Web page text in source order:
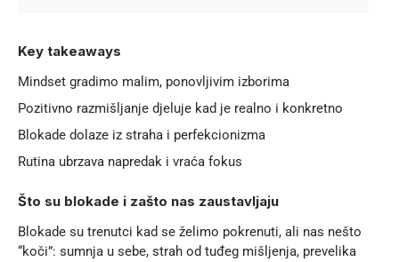
Key takeaways
Mindset gradimo malim, ponovljivim izborima
Pozitivno razmišljanje djeluje kad je realno i konkretno
Blokade dolaze iz straha i perfekcionizma
Rutina ubrzava napredak i vraća fokus
Što su blokade i zašto nas zaustavljaju
Blokade su trenutci kad se želimo pokrenuti, ali nas nešto
“koči”: sumnja u sebe, strah od tuđeg mišljenja, prevelika